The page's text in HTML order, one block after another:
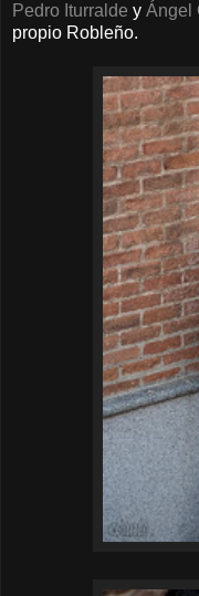
Pedro Iturralde y Ángel
propio Robleño.